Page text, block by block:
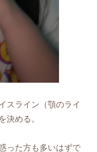
スライン（顎のライ
決める。
った方も多いはずで